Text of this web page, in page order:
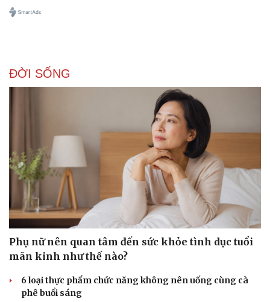
Doanh nghiệp
Thông tin doanh nghiệp
Doanh nghiệp 24h
Doanh nhân
Công nghệ
Sành điệu
Tin Công nghệ
ĐỜI SỐNG
Phụ nữ nên quan tâm đến sức khỏe tình dục tuổi
mãn kinh như thế nào?
6 loại thực phẩm chức năng không nên uống cùng cà
phê buổi sáng